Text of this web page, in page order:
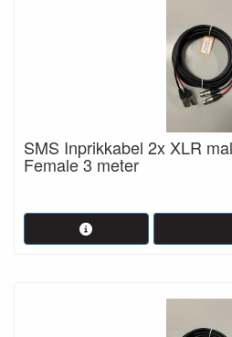
SMS Inprikkabel 2x XLR
Female 3 meter